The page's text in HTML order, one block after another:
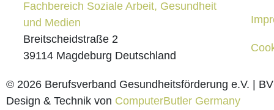
Fachbereich Soziale Arbeit, Gesundheit
und Medien
Breitscheidstraße 2
39114 Magdeburg Deutschland
© 2026 Berufsverband Gesundheitsförderung e.V. |
Design & Technik von ComputerButler Germany